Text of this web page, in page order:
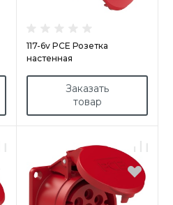
117-6v PCE Розетка
настенная
никелированные контакты
Заказать
товар